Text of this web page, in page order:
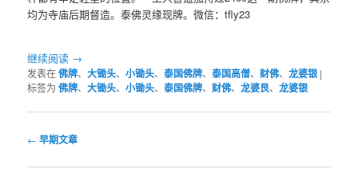
均为寺庙后期督造。泰佛灵缘现牌。微信：tfly23
继续阅读 →
发表在佛牌、大锄头、小锄头、泰国佛牌、泰国高僧、 财佛、龙婆银 |
标签为 佛牌、大锄头、小锄头、泰国佛牌、 财佛、龙婆艮、龙婆银
文
← 早期文章